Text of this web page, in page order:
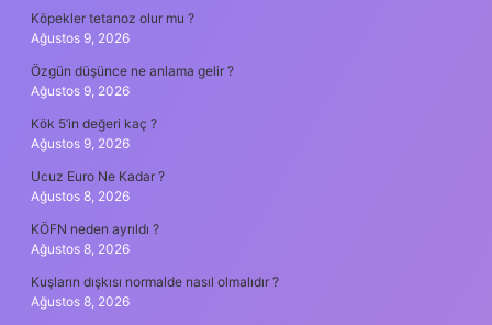
Köpekler tetanoz olur mu ?
Ağustos 9, 2026
Özgün düşünce ne anlama gelir ?
Ağustos 9, 2026
Kök 5’in değeri kaç ?
Ağustos 9, 2026
Ucuz Euro Ne Kadar ?
Ağustos 8, 2026
KÖFN neden ayrıldı ?
Ağustos 8, 2026
Kuşların dışkısı normalde nasıl olmalıdır ?
Ağustos 8, 2026